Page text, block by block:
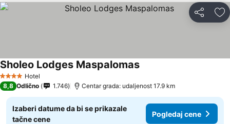
Deli
4 ZvezdiceHotel
Sholeo Lodges Maspalomas
8,8 Odlično 1.746 Centar grada: udaljenost 17.9 km
Izaberi datume da bi se prikazale
tačne cene
Pogledaj cene